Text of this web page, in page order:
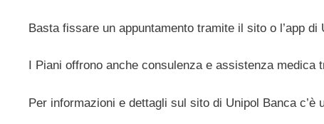
Basta fissare un appuntamento tramite il sito o l’app di
I Piani offrono anche consulenza e assistenza medica
Per informazioni e dettagli sul sito di Unipol Banca c’è